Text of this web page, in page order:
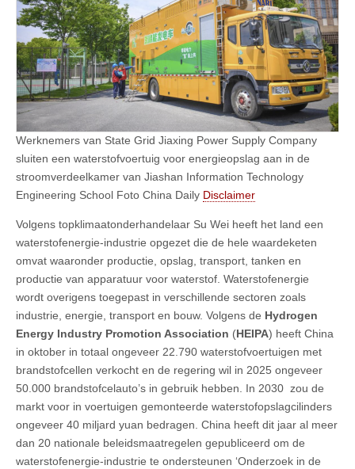
Werknemers van State Grid Jiaxing Power Supply Company
sluiten een waterstofvoertuig voor energieopslag aan in de
stroomverdeelkamer van Jiashan Information Technology
Engineering School Foto China Daily Disclaimer
Volgens topklimaatonderhandelaar Su Wei heeft het land een
waterstofenergie-industrie opgezet die de hele waardeketen
omvat waaronder productie, opslag, transport, tanken en
productie van apparatuur voor waterstof. Waterstofenergie
wordt overigens toegepast in verschillende sectoren zoals
industrie, energie, transport en bouw. Volgens de Hydrogen
Energy Industry Promotion Association (HEIPA) heeft China
in oktober in totaal ongeveer 22.790 waterstofvoertuigen met
brandstofcellen verkocht en de regering wil in 2025 ongeveer
50.000 brandstofcelauto’s in gebruik hebben. In 2030 zou de
markt voor in voertuigen gemonteerde waterstofopslagcilinders
ongeveer 40 miljard yuan bedragen. China heeft dit jaar al meer
dan 20 nationale beleidsmaatregelen gepubliceerd om de
waterstofenergie-industrie te ondersteunen ‘Onderzoek in de